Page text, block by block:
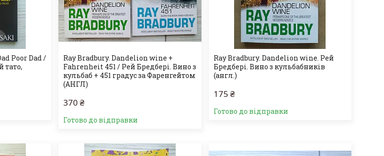
Poor Dad /
тато,
Ray Bradbury. Dandelion wine +
Fahrenheit 451 / Рей Бредбері. Вино з
кульбаб + 451 градус за Фаренгейтом
(АНГЛ)
370 ₴
Готово до відправки
Ray Bradbury. Dandelion wine. Рей
Бредбері. Вино з кульбабників
(англ.)
175 ₴
Готово до відправки